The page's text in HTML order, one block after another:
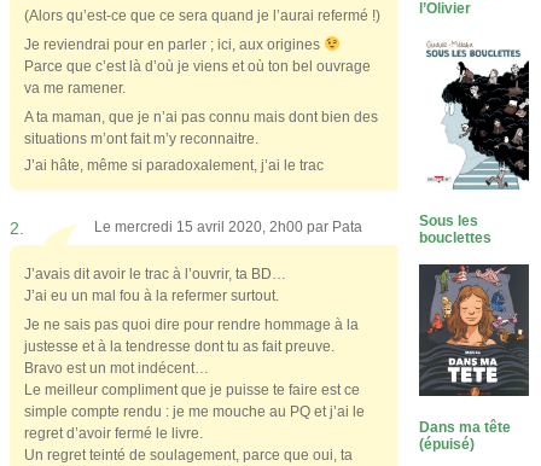
(Alors qu’est-ce que ce sera quand je l’aurai refermé !)
Je reviendrai pour en parler ; ici, aux origines
Parce que c’est là d’où je viens et où ton bel ouvrage
va me ramener.
A ta maman, que je n’ai pas connu mais dont bien des
situations m’ont fait m’y reconnaitre.
J’ai hâte, même si paradoxalement, j’ai le trac
2. Le mercredi 15 avril 2020, 2h00 par Pata
J’avais dit avoir le trac à l’ouvrir, ta BD…
J’ai eu un mal fou à la refermer surtout.
Je ne sais pas quoi dire pour rendre hommage à la
justesse et à la tendresse dont tu as fait preuve.
Bravo est un mot indécent…
Le meilleur compliment que je puisse te faire est ce
simple compte rendu : je me mouche au PQ et j’ai le
regret d’avoir fermé le livre.
Un regret teinté de soulagement, parce que oui, ta
l’Olivier
Sous les
bouclettes
Dans ma tête
(épuisé)